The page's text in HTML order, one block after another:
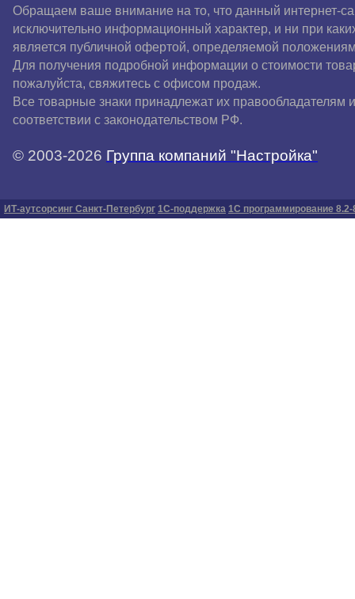
Обращаем ваше внимание на то, что данный интернет-
исключительно информационный характер, и ни при
является публичной офертой, определяемой
Для получения подробной информации о стоимости
пожалуйста, свяжитесь с офисом продаж.
Все товарные знаки принадлежат их правообладателям
соответствии с законодательством РФ.
© 2003-2026 Группа компаний "Настройка"
ИТ-аутсорсинг Санкт-Петербург 1С-поддержка 1С программирование 8.2-